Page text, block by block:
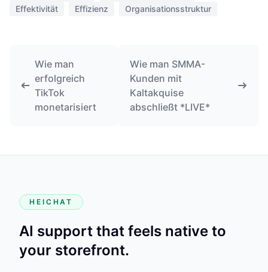
Effektivität
Effizienz Organisationsstruktur
Wie man
erfolgreich
TikTok
monetarisiert
Wie man SMMA-
Kunden mit
Kaltakquise
abschließt *LIVE*
HEICHAT
AI support that feels native to
your storefront.